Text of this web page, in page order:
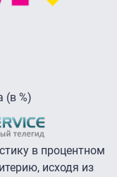
(в %)
в процентном
исходя из